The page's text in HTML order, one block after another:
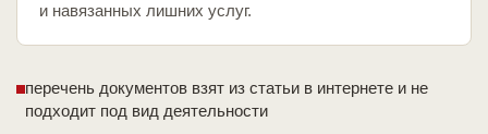
и навязанных лишних услуг.
перечень документов взят из статьи в интернете и не
подходит под вид деятельности